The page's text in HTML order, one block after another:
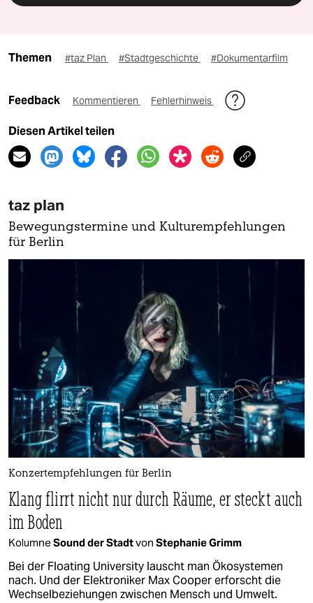
Themen #taz Plan #Stadtgeschichte #Dokumentarfilm
Feedback Kommentieren Fehlerhinweis
Diesen Artikel teilen
taz plan
Bewegungstermine und Kulturempfehlungen
für Berlin
Konzertempfehlungen für Berlin
Klang flirrt nicht nur durch Räume, er steckt auch
im Boden
KolumneSound der Stadtvon Stephanie Grimm
Bei der Floating University lauscht man Ökosystemen
nach. Und der Elektroniker Max Cooper erforscht die
Wechselbeziehungen zwischen Mensch und Umwelt.